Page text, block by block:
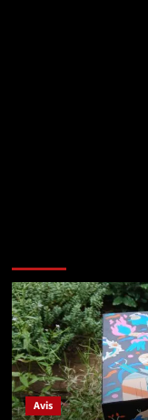
Avis